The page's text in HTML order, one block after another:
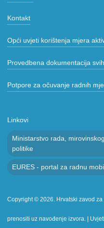
Kontakt
Opći uvjeti korištenja mjera
Provedbena dokumentacija
Potpore za očuvanje radnih
Linkovi
Ministarstvo rada,
politike
EURES - portal za radnu
Copyright © 2026. Hrvatski zavod
prenositi uz navođenje izvora. |